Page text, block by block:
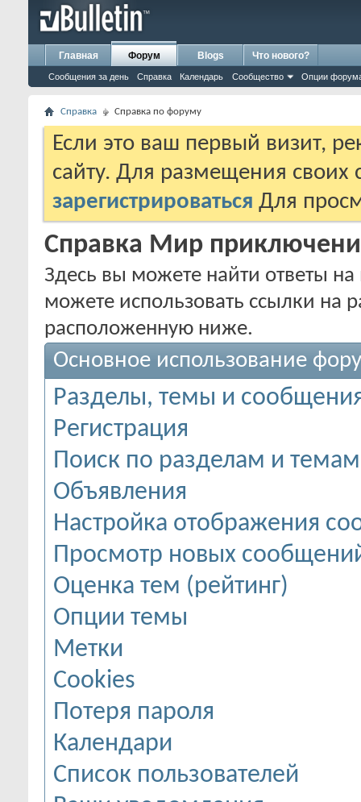
Главная Форум
Сообщения за день Справка Календарь Сообщество Опции
Blogs Что нового?
Справка Справка по форуму
Если это ваш первый визит,
сайту. Для размещения
зарегистрироваться Для
Справка Мир
Здесь вы можете найти ответы
можете использовать ссылки на
расположенную ниже.
Основное использование
Разделы, темы и
Регистрация
Поиск по разделам и темам
Объявления
Настройка отображения
Просмотр новых
Оценка тем (рейтинг)
Опции темы
Метки
Cookies
Потеря пароля
Календари
Список пользователей